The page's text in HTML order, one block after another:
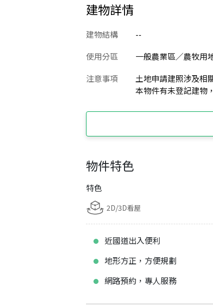
建物詳情
建物結構 --
使用分區
一般農業區／農牧用
注意事項
土地申請建照涉及相
本物件有未登記建物
物件特色
特色
2D/3D看屋
近國道出入便利
地形方正，方便規劃
網路預約，專人服務